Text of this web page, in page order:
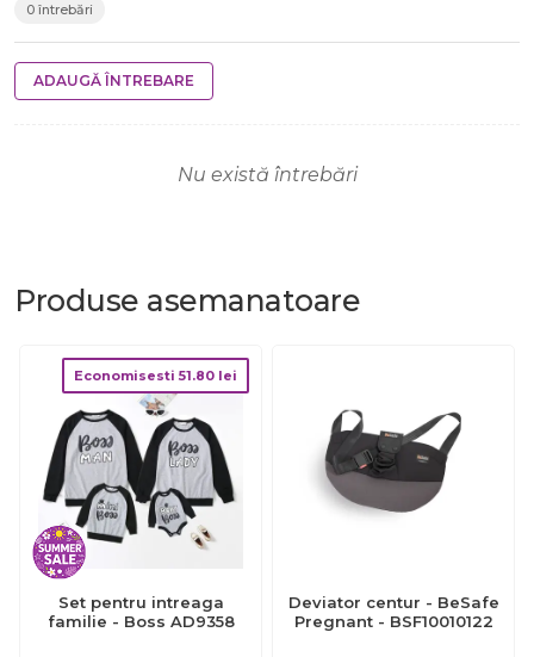
0 întrebări
ADAUGĂ ÎNTREBARE
Nu există întrebări
Produse asemanatoare
Economisesti 51.80 lei
Set pentru intreaga
familie - Boss AD9358
Deviator centur - BeSafe
Pregnant - BSF10010122